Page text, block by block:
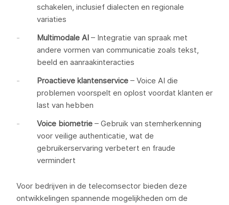
schakelen, inclusief dialecten en regionale
variaties
Multimodale AI – Integratie van spraak met
andere vormen van communicatie zoals tekst,
beeld en aanraakinteracties
Proactieve klantenservice – Voice AI die
problemen voorspelt en oplost voordat klanten er
last van hebben
Voice biometrie – Gebruik van stemherkenning
voor veilige authenticatie, wat de
gebruikerservaring verbetert en fraude
vermindert
Voor bedrijven in de telecomsector bieden deze
ontwikkelingen spannende mogelijkheden om de